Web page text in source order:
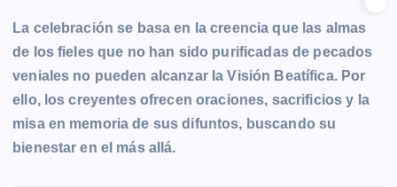
La celebración se basa en la creencia que las almas
de los fieles que no han sido purificadas de pecados
veniales no pueden alcanzar la Visión Beatífica. Por
ello, los creyentes ofrecen oraciones, sacrificios y la
misa en memoria de sus difuntos, buscando su
bienestar en el más allá.